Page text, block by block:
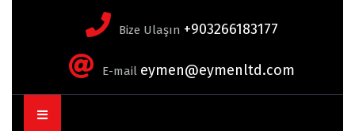
Bize Ulaşın +903266183177
E-mail eymen@eymenltd.com